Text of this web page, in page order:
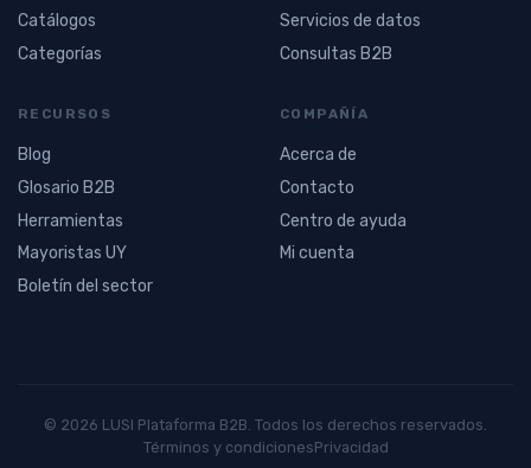
Catálogos
Categorías
Servicios de datos
Consultas B2B
RECURSOS
Blog
Glosario B2B
Herramientas
Mayoristas UY
Boletín del sector
COMPAÑÍA
Acerca de
Contacto
Centro de ayuda
Mi cuenta
© 2026 LUSI Plataforma B2B. Todos los derechos reservados.
Términos y condicionesPrivacidad